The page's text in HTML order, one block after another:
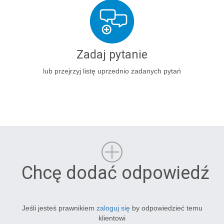
Zadaj pytanie
lub przejrzyj listę uprzednio zadanych pytań
Chcę dodać odpowiedź
Jeśli jesteś prawnikiem zaloguj się by odpowiedzieć temu
klientowi